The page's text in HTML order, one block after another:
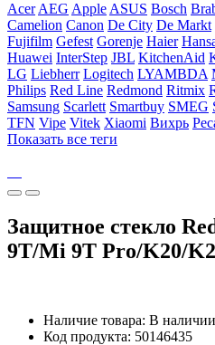
Acer AEG Apple ASUS Bosch
Camelion Canon De City De Markt
Fujifilm Gefest Gorenje Haier
Huawei InterStep JBL KitchenAid
LG Liebherr Logitech LYAMBDA
Philips Red Line Redmond Ritmix
Samsung Scarlett Smartbuy SMEG
TFN Vipe Vitek Xiaomi Вихрь
Показать все теги
Защитное стекло
9T/Mi 9T Pro/K20/
Наличие товара: В наличии
Код продукта: 50146435